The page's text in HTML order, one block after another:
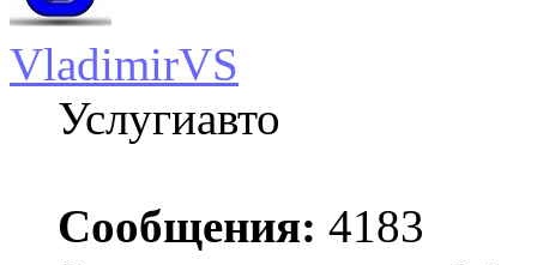
VladimirVS
Услугиавто
Сообщения: 4183